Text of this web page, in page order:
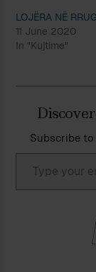
LOJËRA NË
11 June 2020
In "Kujtime"
Subscribe
Type your email…